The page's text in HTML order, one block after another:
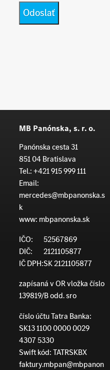
MB Panónska, s. r. o.
Panónska cesta 31
851 04 Bratislava
Tel.:+421 915 999 111
Email:
mercedes@mbpanonska.s
k
www: mbpanonska.sk
IČO:
52567869
DIČ:
2121105877
IČ DPH:SK 2121105877
zapísaná v OR vložka číslo
139819/B odd. sro
číslo účtu Tatra Banka:
SK13 1100 0000 0029
4307 5330
Swift kód: TATRSKBX
faktury.mbpan@mbpanon